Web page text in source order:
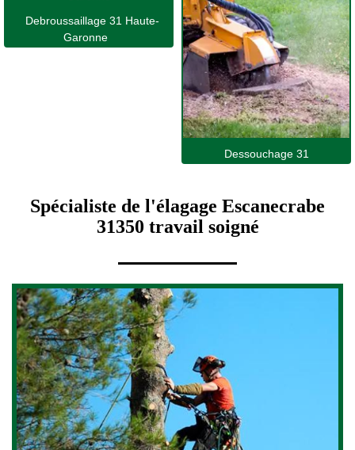
Debroussaillage 31 Haute-
Garonne
Dessouchage 31
Spécialiste de l'élagage Escanecrabe
31350 travail soigné